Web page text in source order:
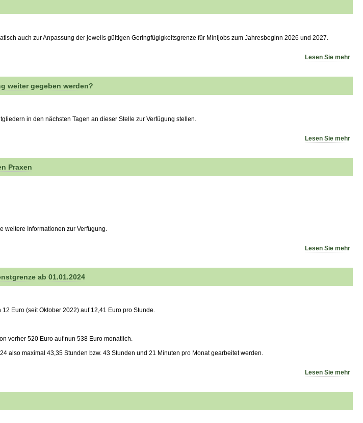
auch zur Anpassung der jeweils gültigen Geringfügigkeitsgrenze für Minijobs zum Jahresbeginn 2026 und 2027.
Lesen Sie mehr
weiter gegeben werden?
in den nächsten Tagen an dieser Stelle zur Verfügung stellen.
Lesen Sie mehr
Praxen
weitere Informationen zur Verfügung.
Lesen Sie mehr
ab 01.01.2024
Euro (seit Oktober 2022) auf 12,41 Euro pro Stunde.
vorher 520 Euro auf nun 538 Euro monatlich.
also maximal 43,35 Stunden bzw. 43 Stunden und 21 Minuten pro Monat gearbeitet werden.
Lesen Sie mehr